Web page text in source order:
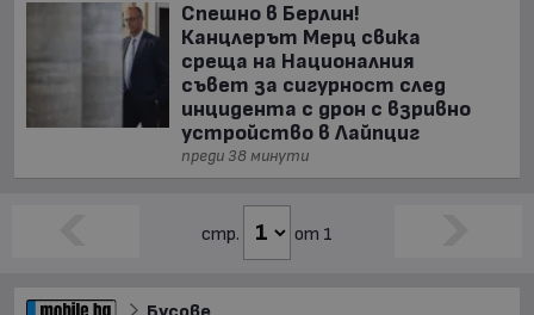
Спешно в Берлин!
Канцлерът Мерц свика
среща на Националния
съвет за сигурност след
инцидента с дрон с взривно
устройство в Лайпциг
преди 38 минути
стр. от 1